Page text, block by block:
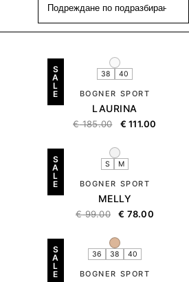
S
A
L
E
38 40
BOGNER SPORT
LAURINA
€185.00 € 111.00
S
A
L
E
S M
BOGNER SPORT
MELLY
€99.00 € 78.00
S
A
L
E
36 38 40
BOGNER SPORT